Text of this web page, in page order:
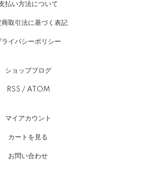
払い方法について
商取引法に基づく表記
ライバシーポリシー
ショップブログ
RSS / ATOM
マイアカウント
カートを見る
お問い合わせ